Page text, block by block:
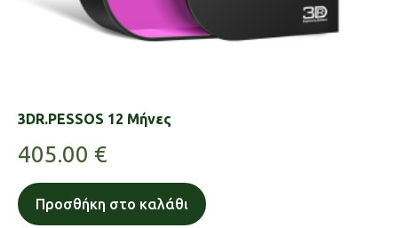
3DR.PESSOS 12 Μήνες
405.00 €
Προσθήκη στο καλάθι